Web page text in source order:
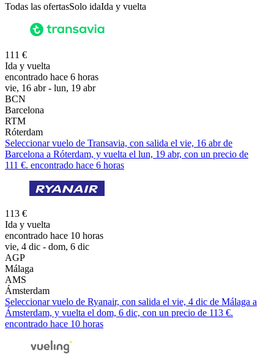
Todas las ofertasSolo idaIda y vuelta
111 €
Ida y vuelta
encontrado hace 6 horas
vie, 16 abr - lun, 19 abr
BCN
Barcelona
RTM
Róterdam
Seleccionar vuelo de Transavia, con salida el vie, 16 abr de
Barcelona a Róterdam, y vuelta el lun, 19 abr, con un precio de
111 €. encontrado hace 6 horas
113 €
Ida y vuelta
encontrado hace 10 horas
vie, 4 dic - dom, 6 dic
AGP
Málaga
AMS
Ámsterdam
Seleccionar vuelo de Ryanair, con salida el vie, 4 dic de Málaga a
Ámsterdam, y vuelta el dom, 6 dic, con un precio de 113 €.
encontrado hace 10 horas